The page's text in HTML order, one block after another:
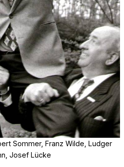
Sommer, Franz Wilde, Ludger
Josef Lücke